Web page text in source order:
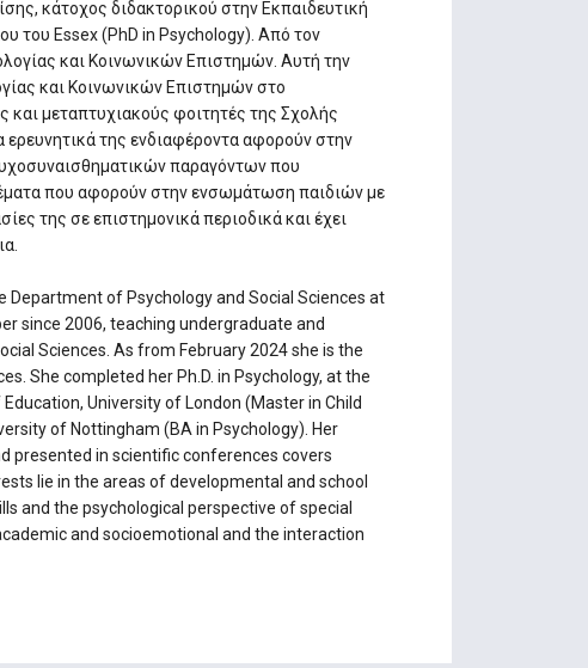
κάτοχος διδακτορικού στην Εκπαιδευτική
του Essex (PhD in Psychology). Από τον
και Κοινωνικών Επιστημών. Αυτή την
και Κοινωνικών Επιστημών στο
και μεταπτυχιακούς φοιτητές της Σχολής
της ενδιαφέροντα αφορούν στην
παραγόντων που
που αφορούν στην ενσωμάτωση παιδιών με
της σε επιστημονικά περιοδικά και έχει
Department of Psychology and Social Sciences at
since 2006, teaching undergraduate and
Sciences. As from February 2024 she is the
She completed her Ph.D. in Psychology, at the
University of London (Master in Child
of Nottingham (BA in Psychology). Her
presented in scientific conferences covers
lie in the areas of developmental and school
and the psychological perspective of special
and socioemotional and the interaction